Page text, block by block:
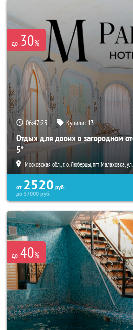
до 30%
06:47:21 Купили: 13
Отдых для двоих в загородном
5*
Московская обл., г. о. Люберцы, пгт Малаховка,
от 2520 руб.
до57000руб.
до 40%